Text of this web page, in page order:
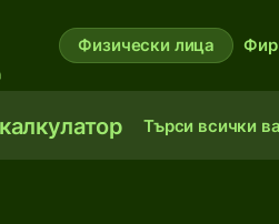
Физически лица
Търси всички